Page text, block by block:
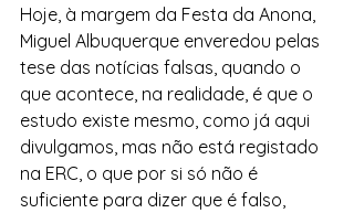
Hoje, à margem da Festa da Anona,
Miguel Albuquerque enveredou pelas
tese das notícias falsas, quando o
que acontece, na realidade, é que o
estudo existe mesmo, como já aqui
divulgamos, mas não está registado
na ERC, o que por si só não é
suficiente para dizer que é falso,